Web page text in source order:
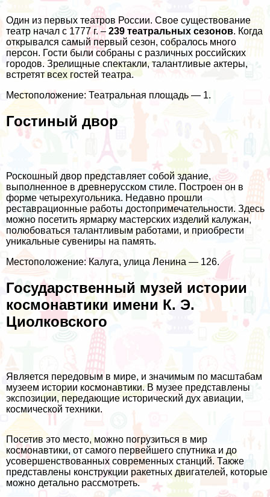
Один из первых театров России. Свое существование
театр начал с 1777 г. – 239 театральных сезонов. Когда
открывался самый первый сезон, собралось много
персон. Гости были собраны с различных российских
городов. Зрелищные спектакли, талантливые актеры,
встретят всех гостей театра.
Местоположение: Театральная площадь — 1.
Гостиный двор
Роскошный двор представляет собой здание,
выполненное в древнерусском стиле. Построен он в
форме четырехугольника. Недавно прошли
реставрационные работы достопримечательности. Здесь
можно посетить ярмарку мастерских изделий калужан,
полюбоваться талантливым работами, и приобрести
уникальные сувениры на память.
Местоположение: Калуга, улица Ленина — 126.
Государственный музей истории
космонавтики имени К. Э.
Циолковского
Является передовым в мире, и значимым по масштабам
музеем истории космонавтики. В музее представлены
экспозиции, передающие исторический дух авиации,
космической техники.
Посетив это место, можно погрузиться в мир
космонавтики, от самого первейшего спутника и до
усовершенствованных современных станций. Также
представлены конструкции ракетных двигателей, которые
можно детально рассмотреть.